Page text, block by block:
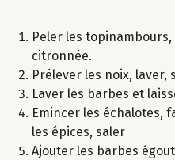
Peler les
citronnée.
Prélever les noix, laver,
Laver les barbes et
Emincer les échalotes,
les épices, saler
Ajouter les barbes